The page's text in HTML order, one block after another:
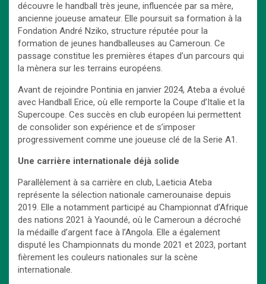
découvre le handball très jeune, influencée par sa mère,
ancienne joueuse amateur. Elle poursuit sa formation à la
Fondation André Nziko, structure réputée pour la
formation de jeunes handballeuses au Cameroun. Ce
passage constitue les premières étapes d’un parcours qui
la mènera sur les terrains européens.
Avant de rejoindre Pontinia en janvier 2024, Ateba a évolué
avec Handball Erice, où elle remporte la Coupe d’Italie et la
Supercoupe. Ces succès en club européen lui permettent
de consolider son expérience et de s’imposer
progressivement comme une joueuse clé de la Serie A1.
Une carrière internationale déjà solide
Parallèlement à sa carrière en club, Laeticia Ateba
représente la sélection nationale camerounaise depuis
2019. Elle a notamment participé au Championnat d’Afrique
des nations 2021 à Yaoundé, où le Cameroun a décroché
la médaille d’argent face à l’Angola. Elle a également
disputé les Championnats du monde 2021 et 2023, portant
fièrement les couleurs nationales sur la scène
internationale.